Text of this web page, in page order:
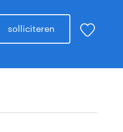
solliciteren